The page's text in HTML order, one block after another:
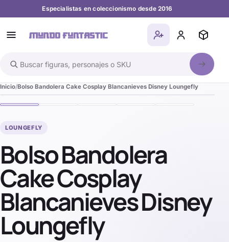
Especialistas en coleccionismo desde 2016
Buscar en el catálogo
Inicio Bolso Bandolera Cake Cosplay Blancanieves Disney Loungefly
LOUNGEFLY
Bolso Bandolera
Cake Cosplay
Blancanieves Disney
Loungefly